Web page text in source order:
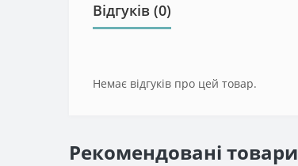
Відгуків (0)
Немає відгуків про цей товар.
Рекомендовані товари